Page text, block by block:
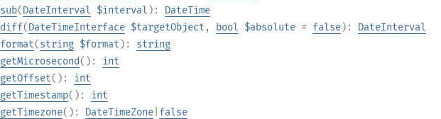
sub(DateInterval $interval ): DateTime
diff(DateTimeInterface $targetObject , bool $absolute = false): DateInterval
format(string $format ): string
getMicrosecond(): int
getOffset(): int
getTimestamp(): int
getTimezone(): DateTimeZone false